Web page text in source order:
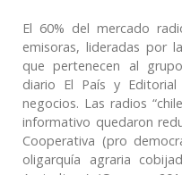
El 60% del mercado
emisoras, lideradas por
que pertenecen al
diario El País y
negocios. Las radios
informativo quedaron
Cooperativa (pro
oligarquía agraria